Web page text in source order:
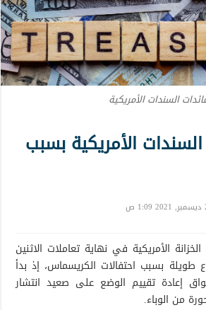
السندات الأمريكية
الأمريكية بسبب
ص
الأمريكية في نهاية تعاملات الاثنين
طويلة بسبب احتفالات الكريسماس، إذ بدأ
إعادة تقييم الوضع على صعيد انتشار
من الوباء.